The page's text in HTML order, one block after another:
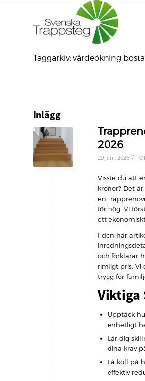
Taggarkiv: värdeökning
Inlägg
2026
29 juni, 2026 / i
Visste du att
kronor? Det
en
för hög. Vi
ett
I den här
och förklarar
rimligt pris. Vi
trygg för
Viktiga
Upptäck
enhetligt
Lär dig
dina krav
Få koll på
effektiv